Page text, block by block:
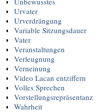
Urvater
Urverdrängung
Variable Sitzungsdauer
Vater
Veranstaltungen
Verleugnung
Verneinung
Video Lacan entziffern
Volles Sprechen
Vorstellungsrepräsentanz
Wahrheit